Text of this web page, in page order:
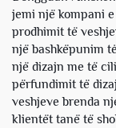
jemi një kompani
prodhimit të
një bashkëpunim
një dizajn me të
përfundimit të
veshjeve brenda
klientët tanë të